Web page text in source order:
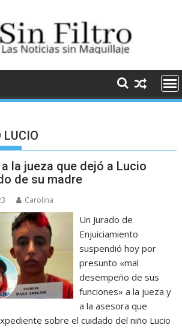
LUCIO
la jueza que dejó a Lucio
de su madre
Carolina
Un Jurado de
Enjuiciamiento
suspendió hoy por
presunto «mal
desempeño de sus
funciones» a la jueza y
a la asesora que
sobre el cuidado del niño Lucio